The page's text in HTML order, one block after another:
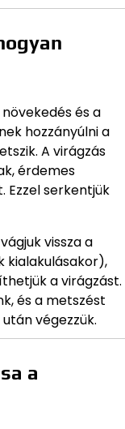
és a
hozzányúlni a
A virágzás
érdemes
Ezzel serkentjük
vissza a
kialakulásakor),
a virágzást.
és a metszést
végezzük.
a